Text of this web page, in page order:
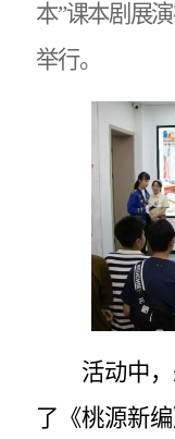
本”课本剧展
举行。
活动中
了《桃源新